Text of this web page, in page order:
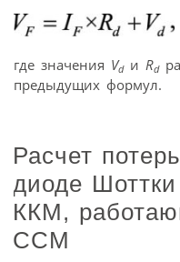
где значения Vdи Rd
предыдущих формул.
Расчет
диоде
ККМ,
CCM